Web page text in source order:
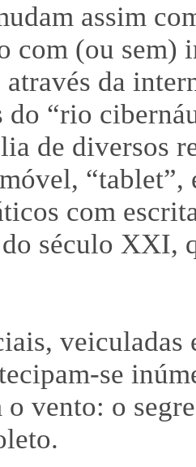
assim
com (ou sem)
da
do “rio
de diversos
“tablet”,
com
século XXI,
se
o vento: o